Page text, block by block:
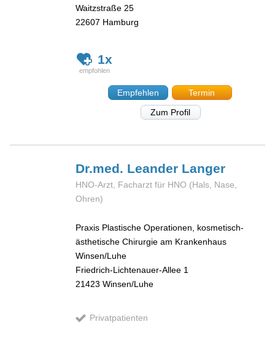
Waitzstraße 25
22607 Hamburg
1x
Empfehlen
Termin
Zum Profil
Dr.med. Leander Langer
HNO-Arzt, Facharzt für HNO (Hals, Nase,
Ohren)
Praxis Plastische Operationen, kosmetisch-
ästhetische Chirurgie am Krankenhaus
Winsen/Luhe
Friedrich-Lichtenauer-Allee 1
21423 Winsen/Luhe
Privatpatienten